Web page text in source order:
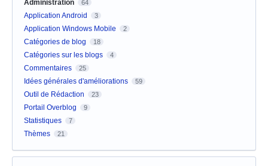
Administration
64
Application Android 3
Application Windows Mobile 2
Catégories de blog 18
Catégories sur les blogs 4
Commentaires 25
Idées générales d'améliorations 59
Outil de Rédaction 23
Portail Overblog 9
Statistiques 7
Thèmes 21